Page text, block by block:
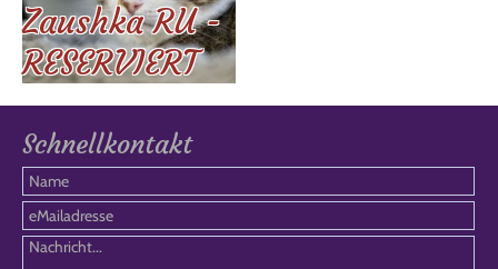
Zaushka RU -
RESERVIERT
Schnellkontakt